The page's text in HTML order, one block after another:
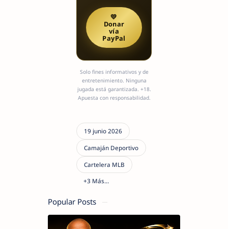
💛
Donar
vía
PayPal
Solo fines informativos y de
entretenimiento. Ninguna
jugada está garantizada. +18.
Apuesta con responsabilidad.
Popular Posts